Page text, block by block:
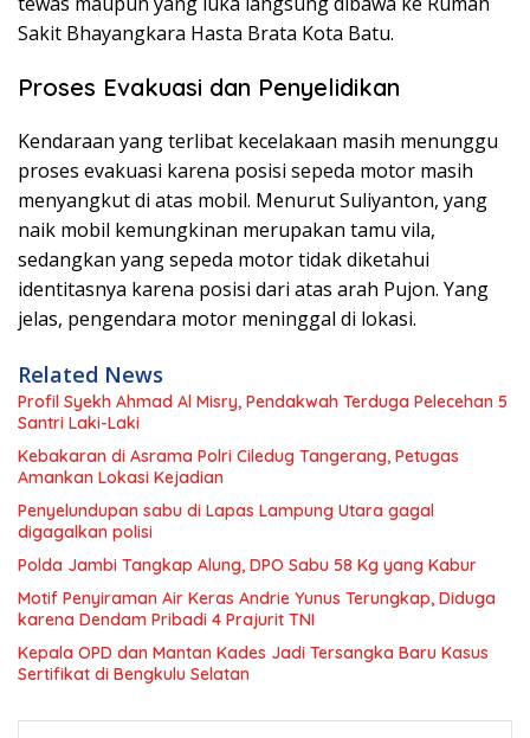
Sakit Bhayangkara Hasta Brata Kota Batu.
Proses Evakuasi dan Penyelidikan
Kendaraan yang terlibat kecelakaan masih menunggu
proses evakuasi karena posisi sepeda motor masih
menyangkut di atas mobil. Menurut Suliyanton, yang
naik mobil kemungkinan merupakan tamu vila,
sedangkan yang sepeda motor tidak diketahui
identitasnya karena posisi dari atas arah Pujon. Yang
jelas, pengendara motor meninggal di lokasi.
Related News
Profil Syekh Ahmad Al Misry, Pendakwah Terduga Pelecehan 5
Santri Laki-Laki
Kebakaran di Asrama Polri Ciledug Tangerang, Petugas
Amankan Lokasi Kejadian
Penyelundupan sabu di Lapas Lampung Utara gagal
digagalkan polisi
Polda Jambi Tangkap Alung, DPO Sabu 58 Kg yang Kabur
Motif Penyiraman Air Keras Andrie Yunus Terungkap, Diduga
karena Dendam Pribadi 4 Prajurit TNI
Kepala OPD dan Mantan Kades Jadi Tersangka Baru Kasus
Sertifikat di Bengkulu Selatan